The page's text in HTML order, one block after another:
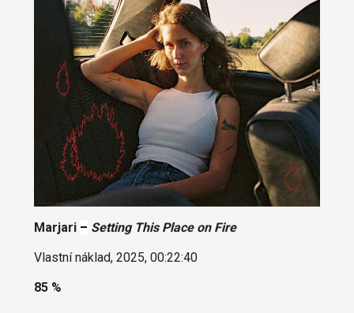
Marjari – Setting This Place on Fire
Vlastní náklad, 2025, 00:22:40
85 %